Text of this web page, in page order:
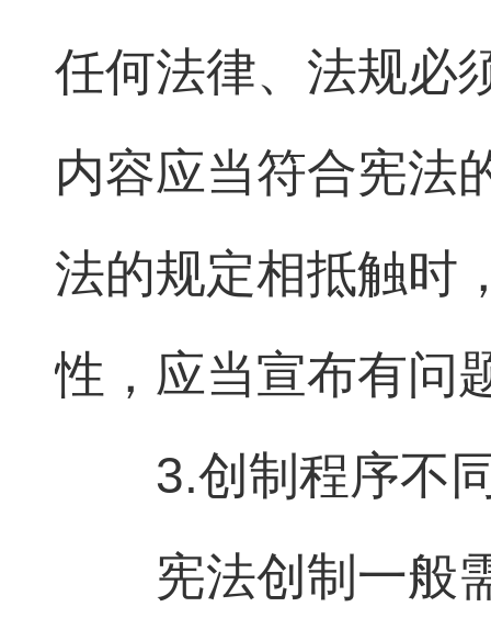
任何法律、法规必
内容应当符合宪法
法的规定相抵触时
性，应当宣布有问
3.创制程序不
宪法创制一般